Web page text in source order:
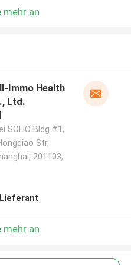
mehr an
Immo Health
Ltd.
SOHO Bldg #1,
Str,
201103,
mehr an